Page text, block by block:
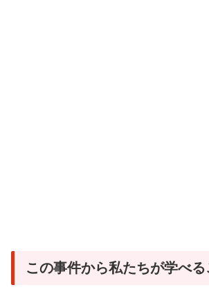
この事件から私たちが学べる